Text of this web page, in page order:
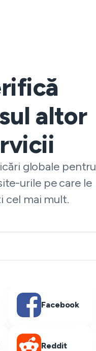
altor
globale pentru
urile pe care le
cel mai mult.
Facebook
Reddit